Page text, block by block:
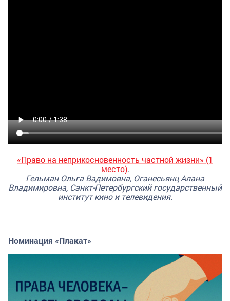
«Право на неприкосновенность частной жизни» (1
место).
Гельман Ольга Вадимовна, Оганесьянц Алана
Владимировна, Санкт-Петербургский государственный
институт кино и телевидения.
Номинация «Плакат»